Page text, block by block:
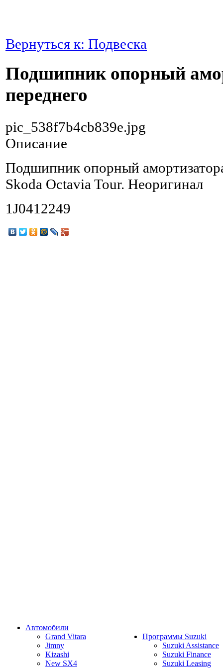
Вернуться к: Подвеска
Подшипник опорный
переднего
pic_538f7b4cb839e.jpg
Описание
Подшипник опорный
Skoda Octavia Tour. Неоригинал
1J0412249
Автомобили
Grand Vitara
Jimny
Kizashi
New SX4
Программы Suzuki
Suzuki Assistance
Suzuki Finance
Suzuki Leasing